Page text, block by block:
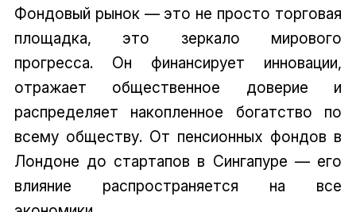
Фондовый рынок — это не просто торговая
площадка, это зеркало мирового
прогресса. Он финансирует инновации,
отражает общественное доверие и
распределяет накопленное богатство по
всему обществу. От пенсионных фондов в
Лондоне до стартапов в Сингапуре — его
влияние распространяется на все